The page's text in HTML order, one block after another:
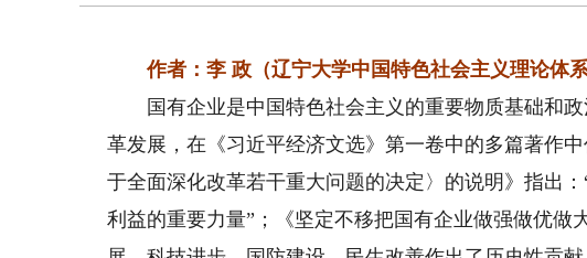
作者：李 政（辽宁大学中国特色社会主义理论体
国有企业是中国特色社会主义的重要物质基础和政
革发展，在《习近平经济文选》第一卷中的多篇著作
于全面深化改革若干重大问题的决定〉的说明》指出
利益的重要力量”；《坚定不移把国有企业做强做优做